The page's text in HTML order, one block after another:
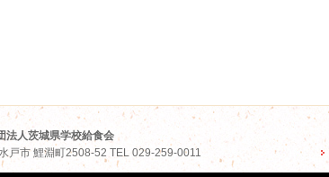
法人茨城県学校給食会
戸市 鯉淵町2508-52 TEL 029-259-0011